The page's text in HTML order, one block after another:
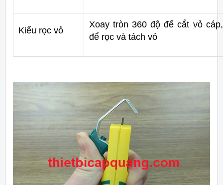
Kiểu rọc vỏ
Xoay tròn 360 độ để cắt vỏ
để rọc và tách vỏ